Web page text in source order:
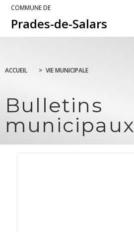
COMMUNE DE
Prades-de-Salars
ACCUEIL > VIE MUNICIPALE
Bulletins
municipaux